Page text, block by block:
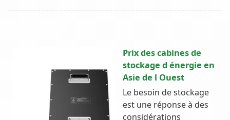
Prix des cabines de
stockage d énergie en
Asie de l Ouest
Le besoin de stockage
est une réponse à des
considérations